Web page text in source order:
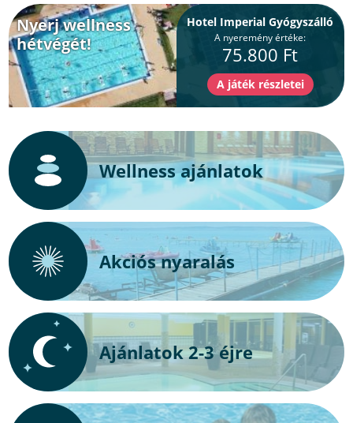
Nyerj wellness
hétvégét!
Hotel Imperial Gyógyszálló
A nyeremény értéke:
75.800 Ft
Wellness ajánlatok
Akciós nyaralás
Ajánlatok 2-3 éjre